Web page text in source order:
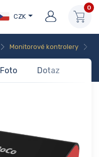
CZK
0
Monitorové kontrolery
Foto Dotaz